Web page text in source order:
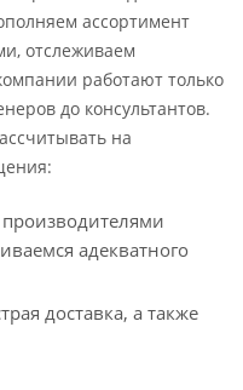
ассортимент
отслеживаем
работают только
до консультантов.
на
адекватного
доставка, а также